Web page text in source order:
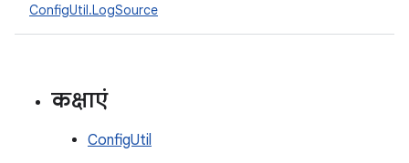
ConfigUtil.LogSource
कक्षाएं
ConfigUtil